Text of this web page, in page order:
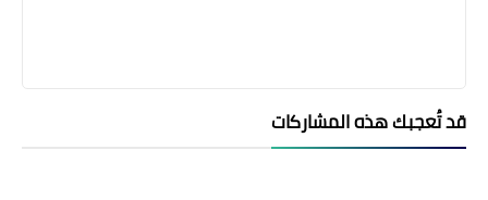
قد تُعجبك هذه المشاركات